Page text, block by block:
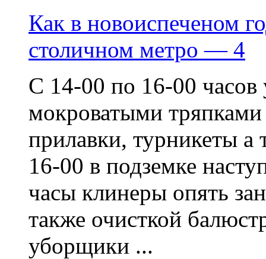
Как в новоиспеченом
столичном метро — 4
С 14-00 по 16-00
мокроватыми
прилавки, турникеты
16-00 в подземке
часы клинеры опять
также очисткой
уборщики ...